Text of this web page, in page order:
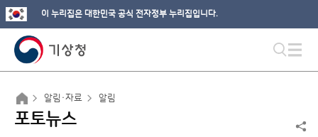
이 누리집은 대한민국 공식 전자정부 누리집입니다.
알림·자료 알림
포토뉴스